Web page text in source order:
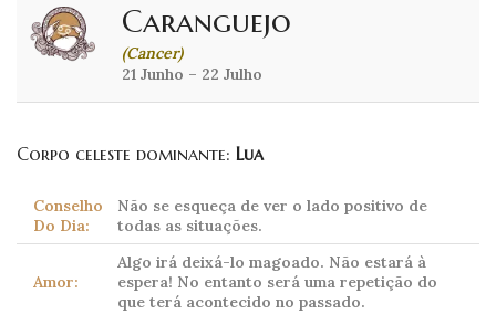
Caranguejo
(Cancer)
21 Junho – 22 Julho
Corpo celeste dominante: Lua
Conselho
Do Dia:
Não se esqueça de ver o lado positivo de
todas as situações.
Amor:
Algo irá deixá-lo magoado. Não estará à
espera! No entanto será uma repetição do
que terá acontecido no passado.